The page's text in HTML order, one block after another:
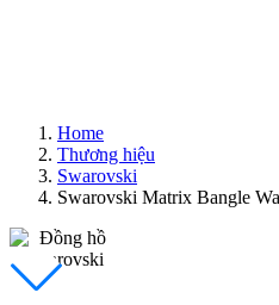
Home
Thương hiệu
Swarovski
Swarovski Matrix Bangle
Đồng Hồ Nam